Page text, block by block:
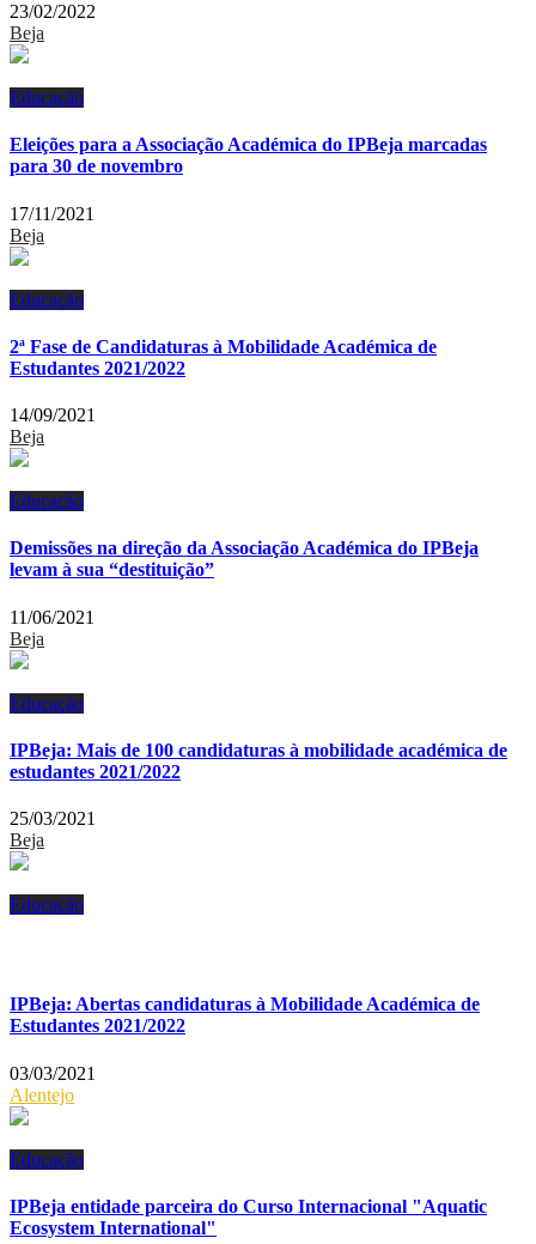
23/02/2022
Beja
Educação
Eleições para a Associação Académica do IPBeja marcadas
para 30 de novembro
17/11/2021
Beja
Educação
2ª Fase de Candidaturas à Mobilidade Académica de
Estudantes 2021/2022
14/09/2021
Beja
Educação
Demissões na direção da Associação Académica do IPBeja
levam à sua “destituição”
11/06/2021
Beja
Educação
IPBeja: Mais de 100 candidaturas à mobilidade académica de
estudantes 2021/2022
25/03/2021
Beja
Educação
IPBeja: Abertas candidaturas à Mobilidade Académica de
Estudantes 2021/2022
03/03/2021
Alentejo
Educação
IPBeja entidade parceira do Curso Internacional "Aquatic
Ecosystem International"